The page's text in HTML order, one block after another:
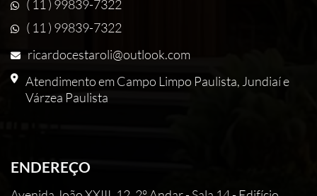
( 11 ) 99839-7322
( 11 ) 99839-7322
ricardocestaroli@outlook.com
Atendimento em Campo Limpo Paulista, Jundiaí e
Várzea Paulista
ENDEREÇO